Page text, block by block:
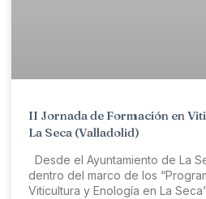
II Jornada de Formación en
La Seca (Valladolid)
Desde el Ayuntamiento de La
dentro del marco de los
Viticultura y Enología en La